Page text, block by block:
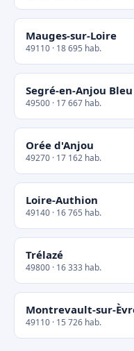
Mauges-sur-Loire
49110 · 18 695 hab.
Segré-en-Anjou Bleu
49500 · 17 667 hab.
Orée d'Anjou
49270 · 17 162 hab.
Loire-Authion
49140 · 16 765 hab.
Trélazé
49800 · 16 333 hab.
Montrevault-sur-
49110 · 15 726 hab.